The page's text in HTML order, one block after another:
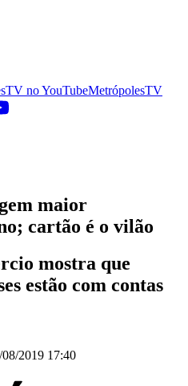
noYouTubeMetrópolesTV
maior
cartão é o vilão
mostra que
estão com contas
08/2019 17:40